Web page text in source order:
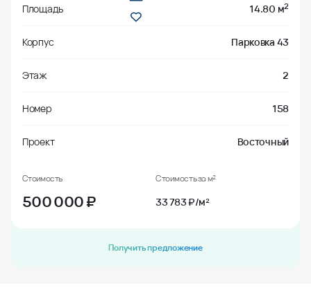
Площадь 14.80 м2
Корпус Парковка 43
Этаж 2
Номер 158
Проект Восточный
Стоимость
500 000₽
Стоимость за м²
33 783 ₽/м²
Получить предложение